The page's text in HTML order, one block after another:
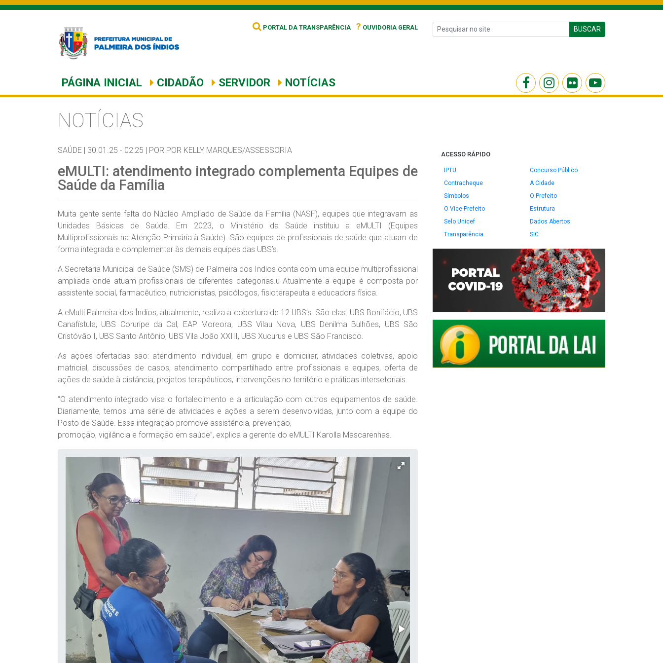
PORTAL DA TRANSPARÊNCIA ? OUVIDORIA GERAL BUSCAR
PÁGINA INICIAL CIDADÃO SERVIDOR NOTÍCIAS
NOTÍCIAS
SAÚDE | 30.01.25 - 02:25 | POR POR KELLY MARQUES/ASSESSORIA
eMULTI: atendimento integrado complementa Equipes de
Saúde da Família
Muita gente sente falta do Núcleo Ampliado de Saúde da Família (NASF), equipes que integravam as
Unidades Básicas de Saúde. Em 2023, o Ministério da Saúde instituiu a eMULTI (Equipes
Multiprofissionais na Atenção Primária à Saúde). São equipes de profissionais de saúde que atuam de
forma integrada e complementar às demais equipes das UBS’s.
A Secretaria Municipal de Saúde (SMS) de Palmeira dos Indios conta com uma equipe multiprofissional
ampliada onde atuam profissionais de diferentes categorias.u Atualmente a equipe é composta por
assistente social, farmacêutico, nutricionistas, psicólogos, fisioterapeuta e educadora física.
A eMulti Palmeira dos Índios, atualmente, realiza a cobertura de 12 UBS’s. São elas: UBS Bonifácio, UBS
Canafístula, UBS Coruripe da Cal, EAP Moreora, UBS Vilau Nova, UBS Denilma Bulhões, UBS São
Cristóvão I, UBS Santo Antônio, UBS Vila João XXIII, UBS Xucurus e UBS São Francisco.
As ações ofertadas são: atendimento individual, em grupo e domiciliar, atividades coletivas, apoio
matricial, discussões de casos, atendimento compartilhado entre profissionais e equipes, oferta de
ações de saúde à distância, projetos terapêuticos, intervenções no território e práticas intersetoriais.
“O atendimento integrado visa o fortalecimento e a articulação com outros equipamentos de saúde.
Diariamente, temos uma série de atividades e ações a serem desenvolvidas, junto com a equipe do
Posto de Saúde. Essa integração promove assistência, prevenção,
promoção, vigilância e formação em saúde”, explica a gerente do eMULTI Karolla Mascarenhas.
ACESSO RÁPIDO
IPTU
Concurso Público
Contracheque
A Cidade
Símbolos
O Prefeito
O Vice-Prefeito
Estrutura
Selo Unicef
Dados Abertos
Transparência
SIC